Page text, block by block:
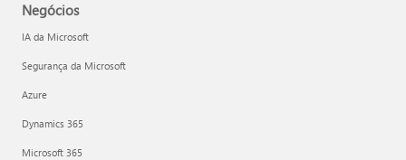
Negócios
IA da Microsoft
Segurança da Microsoft
Azure
Dynamics 365
Microsoft 365